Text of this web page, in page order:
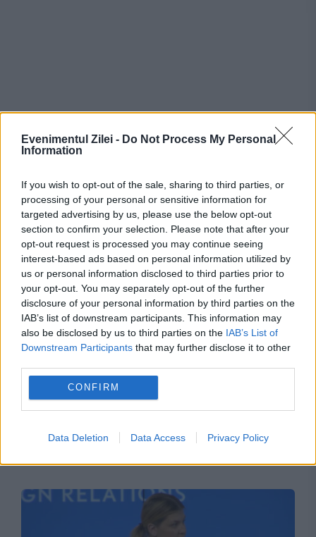
Evenimentul Zilei - Do Not Process My Personal
Information
If you wish to opt-out of the sale, sharing to third parties, or
processing of your personal or sensitive information for
targeted advertising by us, please use the below opt-out
section to confirm your selection. Please note that after your
opt-out request is processed you may continue seeing
interest-based ads based on personal information utilized by
us or personal information disclosed to third parties prior to
your opt-out. You may separately opt-out of the further
disclosure of your personal information by third parties on the
IAB’s list of downstream participants. This information may
also be disclosed by us to third parties on the IAB’s List of
Downstream Participants that may further disclose it to other
CONFIRM
Data Deletion Data Access Privacy Policy
Recomandările noastre
INTERNATIONAL
împotriva industriei militare ruse. Ce ținte au